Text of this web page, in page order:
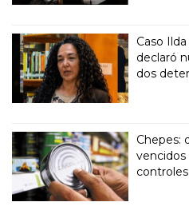
Caso
declaró
dos
Chepes:
vencidos